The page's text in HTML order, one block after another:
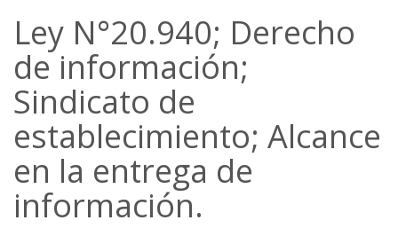
Ley N°20.940; Derecho
de información;
Sindicato de
establecimiento; Alcance
en la entrega de
información.